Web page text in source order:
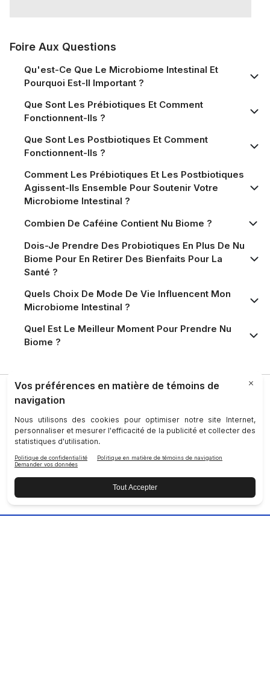
Foire Aux Questions
Qu'est-Ce Que Le Microbiome Intestinal Et
Pourquoi Est-Il Important ?
Que Sont Les Prébiotiques Et Comment
Fonctionnent-Ils ?
Que Sont Les Postbiotiques Et Comment
Fonctionnent-Ils ?
Comment Les Prébiotiques Et Les Postbiotiques
Agissent-Ils Ensemble Pour Soutenir Votre
Microbiome Intestinal ?
Combien De Caféine Contient Nu Biome ?
Dois-Je Prendre Des Probiotiques En Plus De Nu
Biome Pour En Retirer Des Bienfaits Pour La
Santé ?
Quels Choix De Mode De Vie Influencent Mon
Microbiome Intestinal ?
Quel Est Le Meilleur Moment Pour Prendre Nu
Biome ?
REJOIGNEZ NU SKIN !
RESPONSABILITÉ SOCIALE